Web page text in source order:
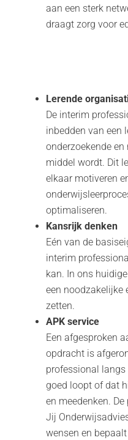
aan een sterk
draagt zorg voor
Lerende
De interim
inbedden van een
onderzoekende
middel wordt. Dit
elkaar motiveren
optimaliseren.
Kansrijk denken
Eén van de
interim
kan. In ons
een noodzakelijke
zetten.
APK service
Een afgesproken
opdracht is
professional
goed loopt of dat
en meedenken.
Jij
wensen en